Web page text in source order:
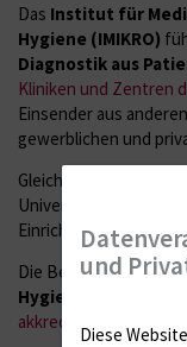
Das Institut für
Hygiene (IMIKRO)
Diagnostik aus
Kliniken und Zentren
Einsender aus
gewerblichen und
Gleichrangig betreut
Universitätsmedizin
Einrichtungen in allen
Die Bereiche für
Hygiene
sind für ihr
akkreditiert
und
Diese